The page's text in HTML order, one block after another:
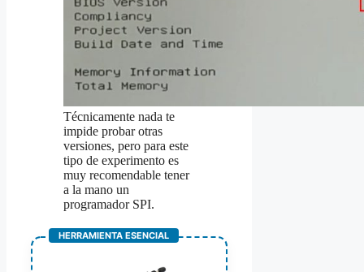
Técnicamente nada te
impide probar otras
versiones, pero para este
tipo de experimento es
muy recomendable tener
a la mano un
programador SPI.
HERRAMIENTA ESENCIAL